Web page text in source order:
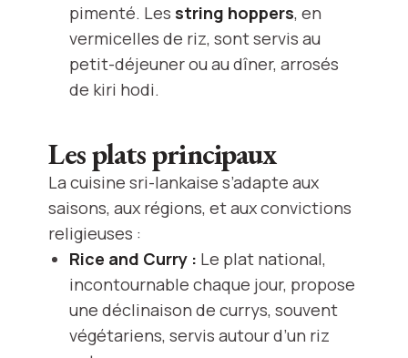
pimenté. Les string hoppers, en
vermicelles de riz, sont servis au
petit-déjeuner ou au dîner, arrosés
de kiri hodi.
Les plats principaux
La cuisine sri-lankaise s’adapte aux
saisons, aux régions, et aux convictions
religieuses :
Rice and Curry : Le plat national,
incontournable chaque jour, propose
une déclinaison de currys, souvent
végétariens, servis autour d’un riz